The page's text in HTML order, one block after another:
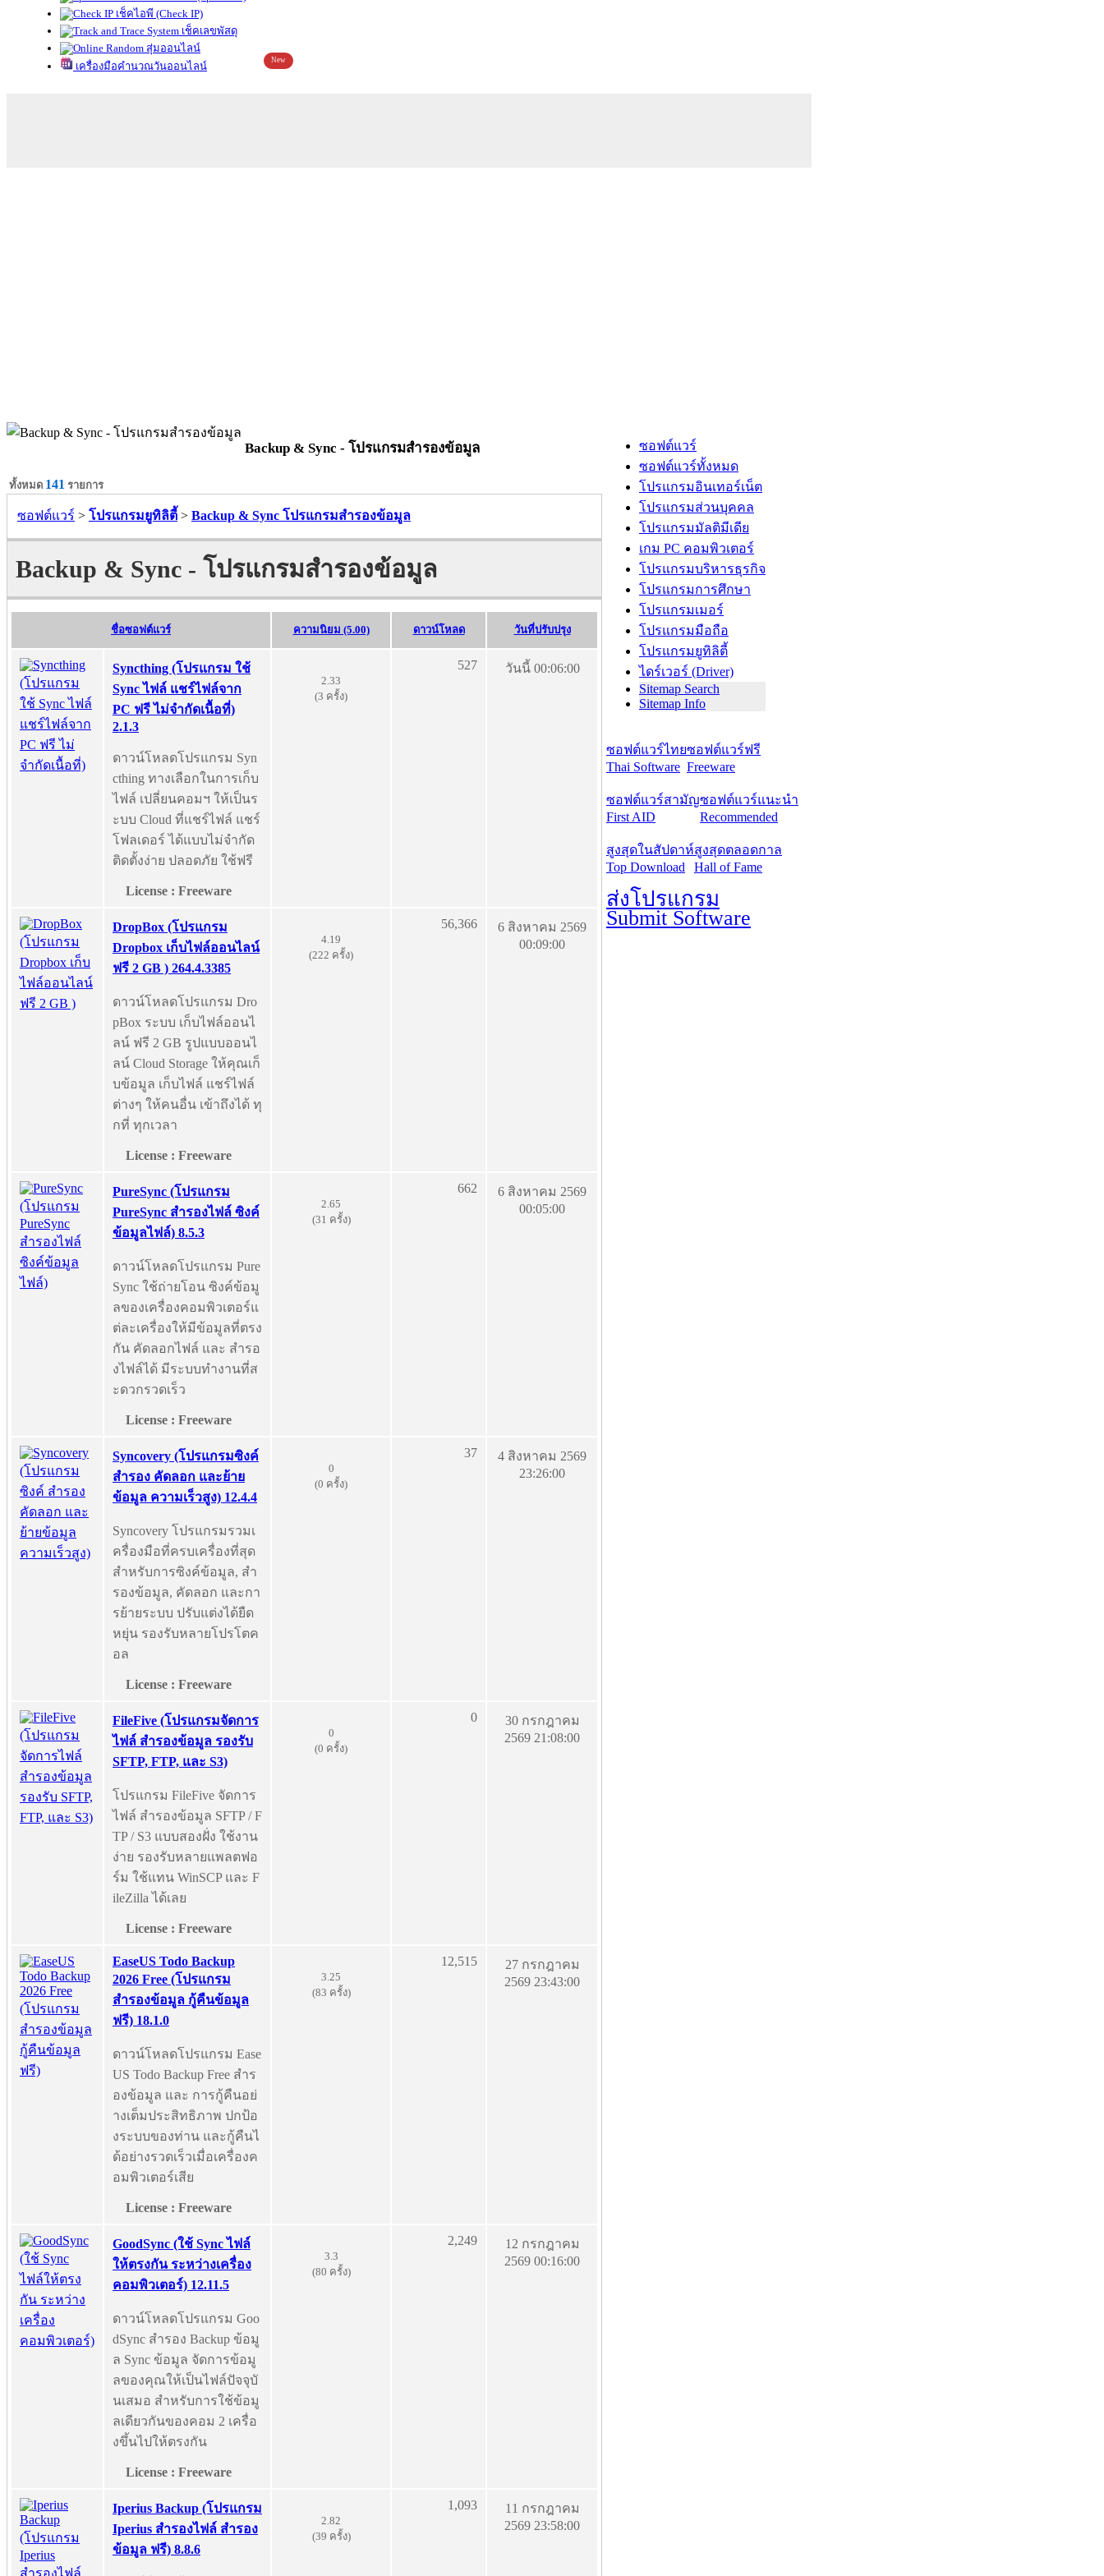
เช็คไอพี (Check IP)
เช็คเลขพัสดุ
สุ่มออนไลน์
เครื่องมือคำนวณวันออนไลน์
New
Backup & Sync - โปรแกรมสำรองข้อมูล
ทั้งหมด 141 รายการ
ซอฟต์แวร์ > โปรแกรมยูทิลิตี้ > Backup & Sync โปรแกรมสำรองข้อมูล
Backup & Sync - โปรแกรมสำรองข้อมูล
ชื่อซอฟต์แวร์ ความนิยม (5.00) ดาวน์โหลด วันที่ปรับปรุง
Syncthing (โปรแกรม ใช้
Sync ไฟล์ แชร์ไฟล์จาก
PC ฟรี ไม่จำกัดเนื้อที่)
2.1.3
ดาวน์โหลดโปรแกรม Syn
cthing ทางเลือกในการเก็บ
ไฟล์ เปลี่ยนคอมฯ ให้เป็นร
ะบบ Cloud ที่แชร์ไฟล์ แชร์
โฟลเดอร์ ได้แบบไม่จำกัด
ติดตั้งง่าย ปลอดภัย ใช้ฟรี
License : Freeware
2.33
(3 ครั้ง)
527 วันนี้ 00:06:00
DropBox (โปรแกรม
Dropbox เก็บไฟล์ออนไลน์
ฟรี 2 GB ) 264.4.3385
ดาวน์โหลดโปรแกรม Dro
pBox ระบบ เก็บไฟล์ออนไ
ลน์ ฟรี 2 GB รูปแบบออนไ
ลน์ Cloud Storage ให้คุณเก็
บข้อมูล เก็บไฟล์ แชร์ไฟล์
ต่างๆ ให้คนอื่น เข้าถึงได้ ทุ
กที่ ทุกเวลา
License : Freeware
4.19
(222 ครั้ง)
56,366
6 สิงหาคม 2569
00:09:00
PureSync (โปรแกรม
PureSync สำรองไฟล์ ซิงค์
ข้อมูลไฟล์) 8.5.3
ดาวน์โหลดโปรแกรม Pure
Sync ใช้ถ่ายโอน ซิงค์ข้อมู
ลของเครื่องคอมพิวเตอร์แ
ต่ละเครื่องให้มีข้อมูลที่ตรง
กัน คัดลอกไฟล์ และ สำรอ
งไฟล์ได้ มีระบบทำงานที่ส
ะดวกรวดเร็ว
License : Freeware
2.65
(31 ครั้ง)
662
6 สิงหาคม 2569
00:05:00
Syncovery (โปรแกรมซิงค์
สำรอง คัดลอก และย้าย
ข้อมูล ความเร็วสูง) 12.4.4
Syncovery โปรแกรมรวมเ
ครื่องมือที่ครบเครื่องที่สุด
สำหรับการซิงค์ข้อมูล, สำ
รองข้อมูล, คัดลอก และกา
รย้ายระบบ ปรับแต่งได้ยืด
หยุ่น รองรับหลายโปรโตค
อล
License : Freeware
0
(0 ครั้ง)
37
4 สิงหาคม 2569
23:26:00
FileFive (โปรแกรมจัดการ
ไฟล์ สำรองข้อมูล รองรับ
SFTP, FTP, และ S3)
โปรแกรม FileFive จัดการ
ไฟล์ สำรองข้อมูล SFTP / F
TP / S3 แบบสองฝั่ง ใช้งาน
ง่าย รองรับหลายแพลตฟอ
ร์ม ใช้แทน WinSCP และ F
ileZilla ได้เลย
License : Freeware
0
(0 ครั้ง)
0
30 กรกฎาคม
2569 21:08:00
EaseUS Todo Backup
2026 Free (โปรแกรม
สำรองข้อมูล กู้คืนข้อมูล
ฟรี) 18.1.0
ดาวน์โหลดโปรแกรม Ease
US Todo Backup Free สำร
องข้อมูล และ การกู้คืนอย่
างเต็มประสิทธิภาพ ปกป้อ
งระบบของท่าน และกู้คืนไ
ด้อย่างรวดเร็วเมื่อเครื่องค
อมพิวเตอร์เสีย
License : Freeware
3.25
(83 ครั้ง)
12,515
27 กรกฎาคม
2569 23:43:00
GoodSync (ใช้ Sync ไฟล์
ให้ตรงกัน ระหว่างเครื่อง
คอมพิวเตอร์) 12.11.5
ดาวน์โหลดโปรแกรม Goo
dSync สำรอง Backup ข้อมู
ล Sync ข้อมูล จัดการข้อมู
ลของคุณให้เป็นไฟล์ปัจจุบั
นเสมอ สำหรับการใช้ข้อมู
ลเดียวกันของคอม 2 เครื่อ
งขึ้นไปให้ตรงกัน
License : Freeware
3.3
(80 ครั้ง)
2,249
12 กรกฎาคม
2569 00:16:00
Iperius Backup (โปรแกรม
Iperius สำรองไฟล์ สำรอง
ข้อมูล ฟรี) 8.8.6
2.82
(39 ครั้ง)
1,093
11 กรกฎาคม
2569 23:58:00
ซอฟต์แวร์
ซอฟต์แวร์ทั้งหมด
โปรแกรมอินเทอร์เน็ต
โปรแกรมส่วนบุคคล
โปรแกรมมัลติมีเดีย
เกม PC คอมพิวเตอร์
โปรแกรมบริหารธุรกิจ
โปรแกรมการศึกษา
โปรแกรมเมอร์
โปรแกรมมือถือ
โปรแกรมยูทิลิตี้
ไดร์เวอร์ (Driver)
Sitemap Search
Sitemap Info
ซอฟต์แวร์ไทย
Thai Software
ซอฟต์แวร์ฟรี
Freeware
ซอฟต์แวร์สามัญ
First AID
ซอฟต์แวร์แนะนำ
Recommended
สูงสุดในสัปดาห์
Top Download
สูงสุดตลอดกาล
Hall of Fame
ส่งโปรแกรม
Submit Software